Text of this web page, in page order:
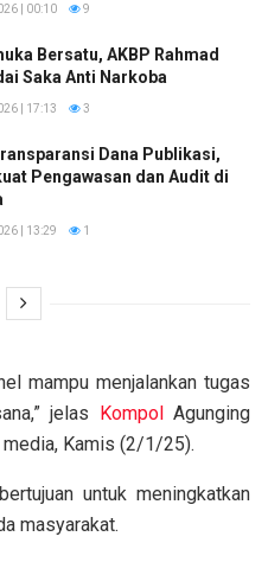
| 00:10 9
Bersatu, AKBP Rahmad
Saka Anti Narkoba
| 17:13 3
Dana Publikasi,
Pengawasan dan Audit di
| 13:29 1
mampu menjalankan tugas
jelas
Kompol
Agunging
media, Kamis (2/1/25).
untuk meningkatkan
masyarakat.